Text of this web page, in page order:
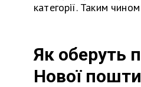
категорії. Таким
Як оберуть
Нової